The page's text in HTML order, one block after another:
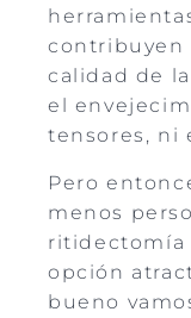
contribuyen
calidad de
el
tensores, ni
Pero
menos
ritidectomía
opción
bueno